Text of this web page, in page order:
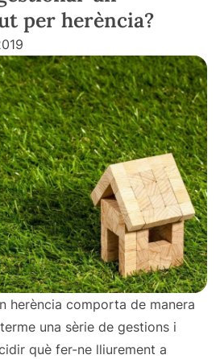
per herència?
herència comporta de manera
una sèrie de gestions i
què fer-ne lliurement a